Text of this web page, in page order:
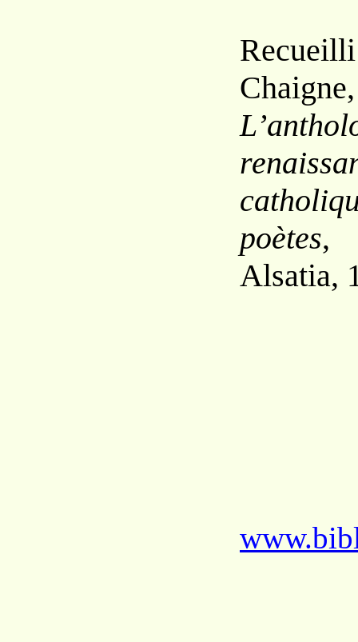
Chaigne,
poètes,
Alsatia,